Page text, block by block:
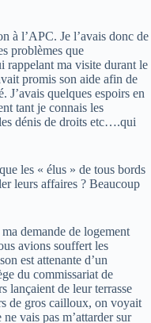
à l’APC. Je l’avais donc de
problèmes que
rappelant ma visite durant le
promis son aide afin de
J’avais quelques espoirs en
tant je connais les
dénis de droits etc….qui
les « élus » de tous bords
leurs affaires ? Beaucoup
demande de logement
avions souffert les
est attenante d’un
du commissariat de
lançaient de leur terrasse
de gros cailloux, on voyait
ne vais pas m’attarder sur